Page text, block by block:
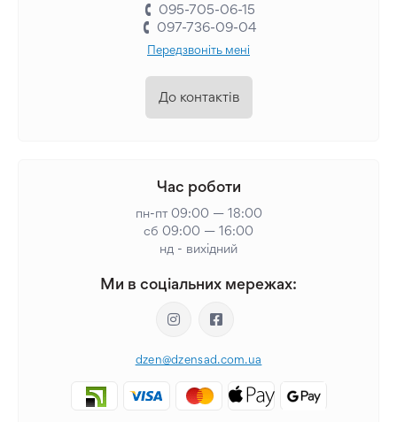
095-705-06-15
097-736-09-04
Передзвоніть мені
До контактів
Час роботи
пн-пт 09:00 — 18:00
сб 09:00 — 16:00
нд - вихідний
Ми в соціальних мережах:
dzen@dzensad.com.ua